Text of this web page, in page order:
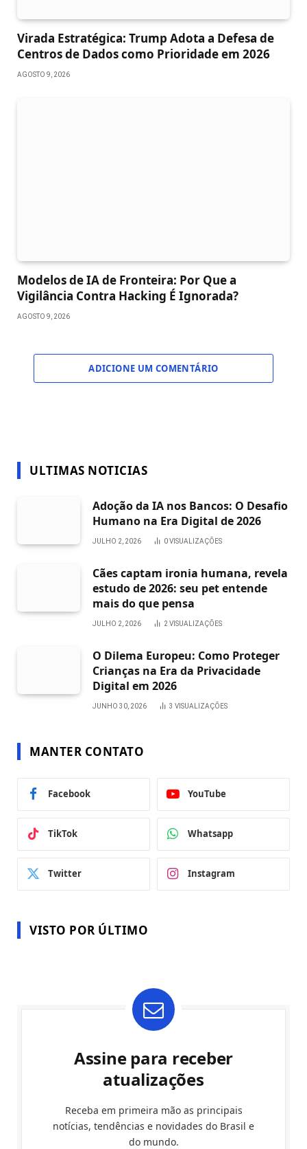
Virada Estratégica: Trump Adota a Defesa de
Centros de Dados como Prioridade em 2026
AGOSTO 9, 2026
Modelos de IA de Fronteira: Por Que a
Vigilância Contra Hacking É Ignorada?
AGOSTO 9, 2026
ADICIONE UM COMENTÁRIO
ULTIMAS NOTICIAS
Adoção da IA nos Bancos: O Desafio
Humano na Era Digital de 2026
JULHO 2, 2026 0VISUALIZAÇÕES
Cães captam ironia humana, revela
estudo de 2026: seu pet entende
mais do que pensa
JULHO 2, 2026 2 VISUALIZAÇÕES
O Dilema Europeu: Como Proteger
Crianças na Era da Privacidade
Digital em 2026
JUNHO 30, 2026 3 VISUALIZAÇÕES
MANTER CONTATO
Facebook YouTube
TikTok Whatsapp
Twitter Instagram
VISTO POR ÚLTIMO
Assine para receber
atualizações
Receba em primeira mão as principais
notícias, tendências e novidades do Brasil e
do mundo.